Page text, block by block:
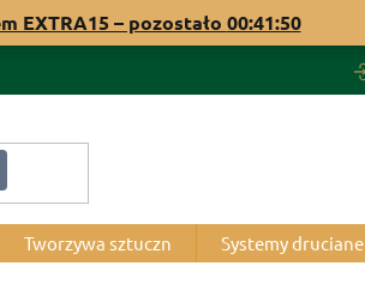
EXTRA15 – pozostało 00:41:50
Tworzywa sztuczn Systemy druciane